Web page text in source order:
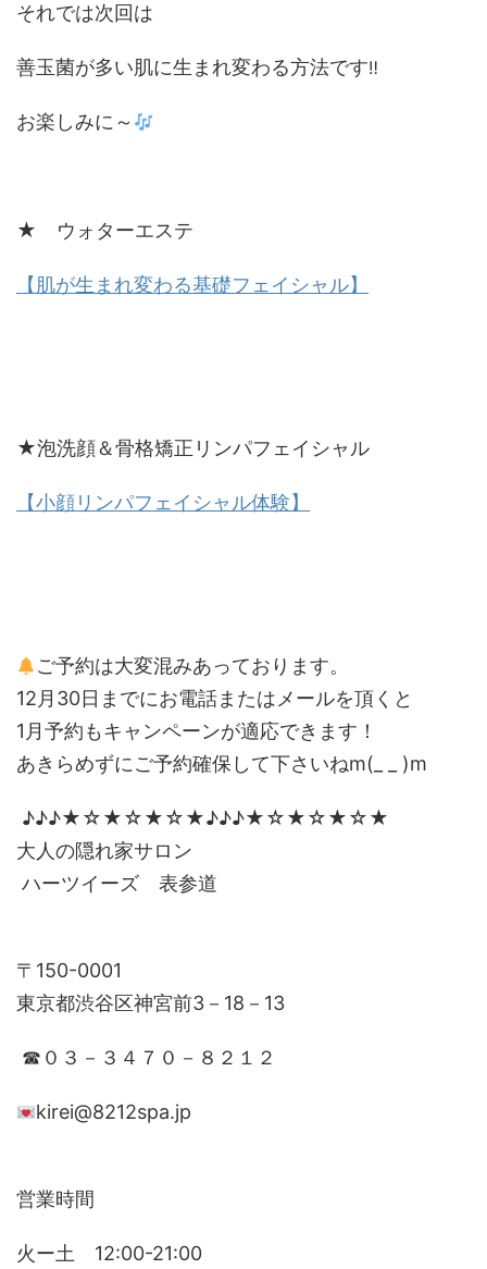
それでは次回は
善玉菌が多い肌に生まれ変わる方法です‼
お楽しみに～
★ ウォターエステ
【肌が生まれ変わる基礎フェイシャル】
★泡洗顔＆骨格矯正リンパフェイシャル
【小顔リンパフェイシャル体験】
ご予約は大変混みあっております。
12月30日までにお電話またはメールを頂くと
1月予約もキャンペーンが適応できます！
あきらめずにご予約確保して下さいねm(_ _ )m
♪♪♪★☆★☆★☆★♪♪♪★☆★☆★☆★
大人の隠れ家サロン
ハーツイーズ 表参道
〒150-0001
東京都渋谷区神宮前3－18－13
☎０３－３４７０－８２１２
kirei@8212spa.jp
営業時間
火ー土 12:00-21:00